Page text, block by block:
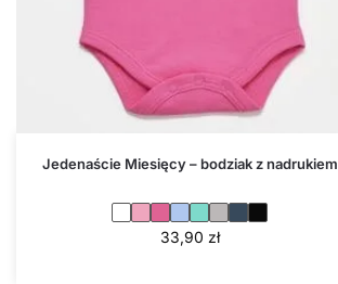
Jedenaście Miesięcy – bodziak z nadrukiem
33,90 zł